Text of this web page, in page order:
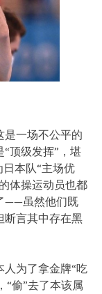
是一场不公平的
顶级发挥”，堪
本队“主场优
体操运动员也都
——虽然他们既
断言其中存在黑
为了拿金牌“吃
“偷”去了本该属